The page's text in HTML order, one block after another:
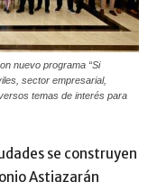
nuevo programa “Si
sector empresarial,
temas de interés para
se construyen
Astiazarán